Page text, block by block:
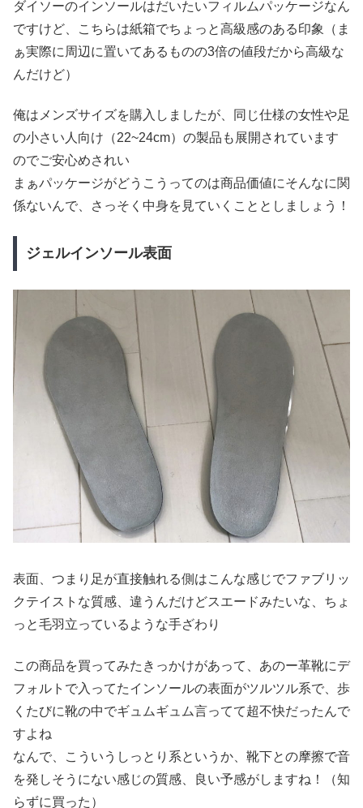
ダイソーのインソールはだいたいフィルムパッケージなん
ですけど、こちらは紙箱でちょっと高級感のある印象（ま
ぁ実際に周辺に置いてあるものの3倍の値段だから高級な
んだけど）
俺はメンズサイズを購入しましたが、同じ仕様の女性や足
の小さい人向け（22~24cm）の製品も展開されています
のでご安心めされい
まぁパッケージがどうこうってのは商品価値にそんなに関
係ないんで、さっそく中身を見ていくこととしましょう！
ジェルインソール表面
表面、つまり足が直接触れる側はこんな感じでファブリッ
クテイストな質感、違うんだけどスエードみたいな、ちょ
っと毛羽立っているような手ざわり
この商品を買ってみたきっかけがあって、あのー革靴にデ
フォルトで入ってたインソールの表面がツルツル系で、歩
くたびに靴の中でギュムギュム言ってて超不快だったんで
すよね
なんで、こういうしっとり系というか、靴下との摩擦で音
を発しそうにない感じの質感、良い予感がしますね！（知
らずに買った）